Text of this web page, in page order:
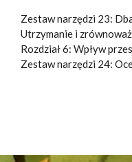
Zestaw narzędzi 23:
Utrzymanie i
Rozdział 6: Wpływ
Zestaw narzędzi 24: